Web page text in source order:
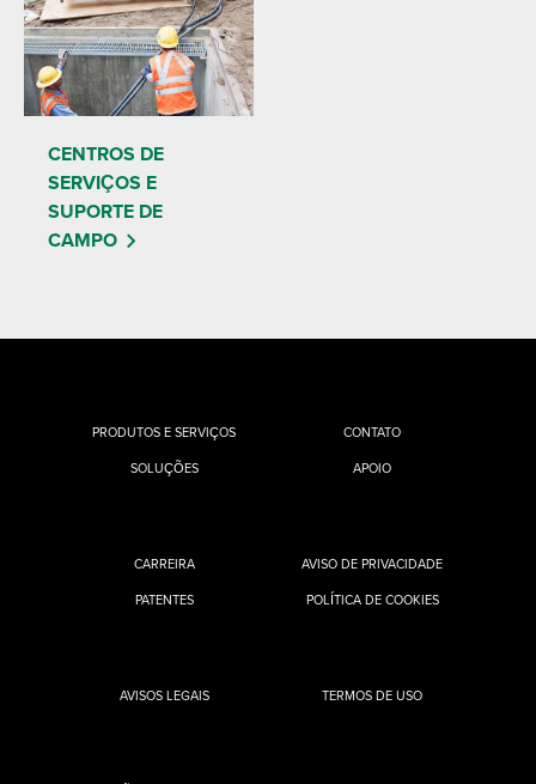
CENTROS DE
SERVIÇOS E
SUPORTE DE
CAMPO
PRODUTOS E SERVIÇOS
SOLUÇÕES
CONTATO
APOIO
CARREIRA
PATENTES
AVISO DE PRIVACIDADE
POLÍTICA DE COOKIES
AVISOS LEGAIS TERMOS DE USO